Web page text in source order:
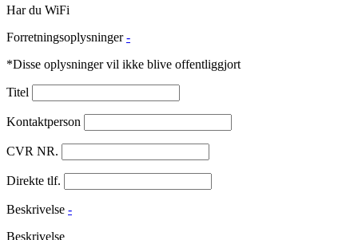
Har du WiFi
Forretningsoplysninger -
*Disse oplysninger vil ikke blive offentliggjort
Titel
Kontaktperson
CVR NR.
Direkte tlf.
Beskrivelse -
Beskrivelse